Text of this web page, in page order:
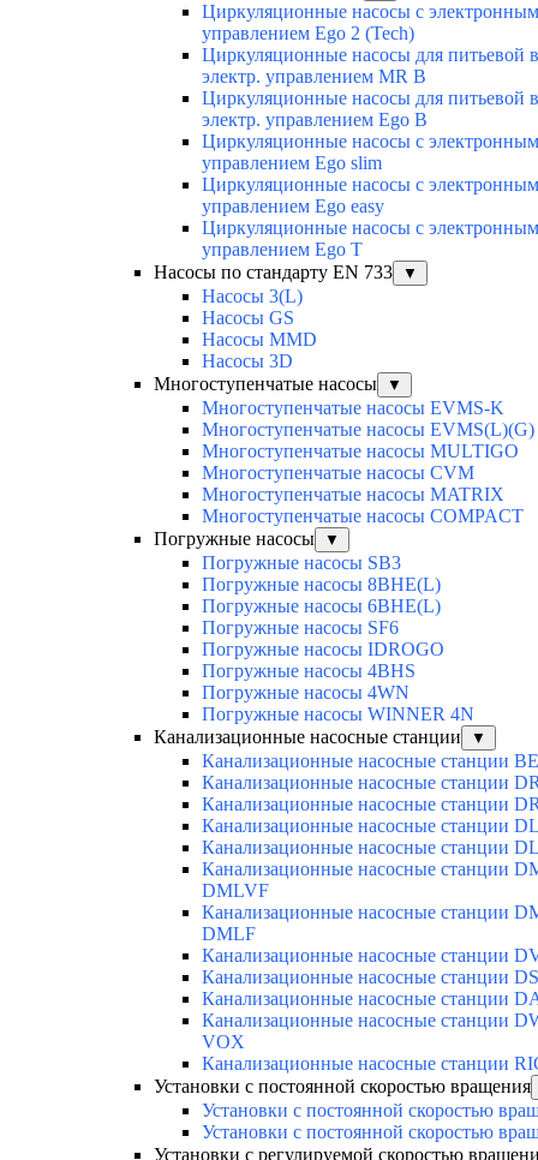
Циркуляционные насосы с электронным
управлением Ego 2 (Tech)
Циркуляционные насосы для питьевой
электр. управлением MR B
Циркуляционные насосы для питьевой
электр. управлением Ego B
Циркуляционные насосы с электронным
управлением Ego slim
Циркуляционные насосы с электронным
управлением Ego easy
Циркуляционные насосы с электронным
управлением Ego T
Насосы по стандарту EN 733
▼
Насосы 3(L)
Насосы GS
Насосы MMD
Насосы 3D
Многоступенчатые насосы
▼
Многоступенчатые насосы EVMS-K
Многоступенчатые насосы EVMS(L)(G)
Многоступенчатые насосы MULTIGO
Многоступенчатые насосы CVM
Многоступенчатые насосы MATRIX
Многоступенчатые насосы COMPACT
Погружные насосы
▼
Погружные насосы SB3
Погружные насосы 8BHE(L)
Погружные насосы 6BHE(L)
Погружные насосы SF6
Погружные насосы IDROGO
Погружные насосы 4BHS
Погружные насосы 4WN
Погружные насосы WINNER 4N
Канализационные насосные станции
▼
Канализационные насосные станции
Канализационные насосные станции
Канализационные насосные станции
Канализационные насосные станции
Канализационные насосные станции
Канализационные насосные станции
DMLVF
Канализационные насосные станции
DMLF
Канализационные насосные станции
Канализационные насосные станции
Канализационные насосные станции
Канализационные насосные станции
VOX
Канализационные насосные станции
Установки с постоянной скоростью вращения
Установки с постоянной скоростью
Установки с постоянной скоростью
Установки с регулируемой скоростью